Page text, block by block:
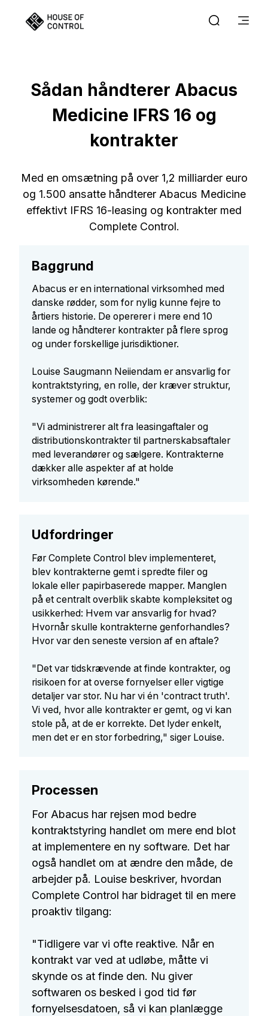
Sådan håndterer Abacus
Medicine IFRS 16 og
kontrakter
Med en omsætning på over 1,2 milliarder euro
og 1.500 ansatte håndterer Abacus Medicine
effektivt IFRS 16-leasing og kontrakter med
Complete Control.
Baggrund
Abacus er en international virksomhed med
danske rødder, som for nylig kunne fejre to
årtiers historie. De opererer i mere end 10
lande og håndterer kontrakter på flere sprog
og under forskellige jurisdiktioner.
Louise Saugmann Neiiendam er ansvarlig for
kontraktstyring, en rolle, der kræver struktur,
systemer og godt overblik:
"Vi administrerer alt fra leasingaftaler og
distributionskontrakter til partnerskabsaftaler
med leverandører og sælgere. Kontrakterne
dækker alle aspekter af at holde
virksomheden kørende."
Udfordringer
Før Complete Control blev implementeret,
blev kontrakterne gemt i spredte filer og
lokale eller papirbaserede mapper. Manglen
på et centralt overblik skabte kompleksitet og
usikkerhed: Hvem var ansvarlig for hvad?
Hvornår skulle kontrakterne genforhandles?
Hvor var den seneste version af en aftale?
"Det var tidskrævende at finde kontrakter, og
risikoen for at overse fornyelser eller vigtige
detaljer var stor. Nu har vi én 'contract truth'.
Vi ved, hvor alle kontrakter er gemt, og vi kan
stole på, at de er korrekte. Det lyder enkelt,
men det er en stor forbedring," siger Louise.
Processen
For Abacus har rejsen mod bedre
kontraktstyring handlet om mere end blot
at implementere en ny software. Det har
også handlet om at ændre den måde, de
arbejder på. Louise beskriver, hvordan
Complete Control har bidraget til en mere
proaktiv tilgang:
"Tidligere var vi ofte reaktive. Når en
kontrakt var ved at udløbe, måtte vi
skynde os at finde den. Nu giver
softwaren os besked i god tid før
fornyelsesdatoen, så vi kan planlægge